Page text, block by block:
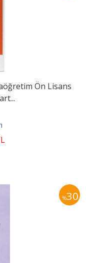
Ön Lisans
%30